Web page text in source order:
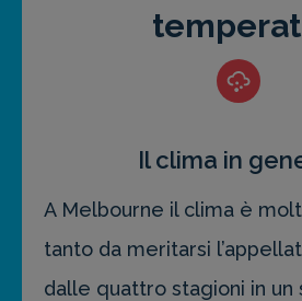
Il clima in
A Melbourne il clima è
tanto da meritarsi
dalle quattro stagioni in un